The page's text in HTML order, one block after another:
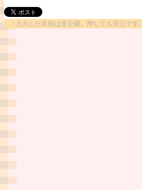
↑入力した名前は非公開。押しても安心です。